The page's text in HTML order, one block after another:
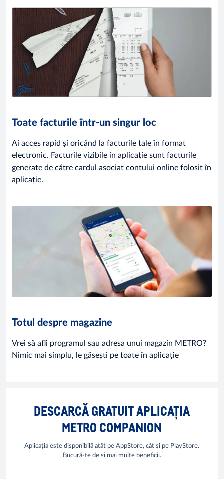
Toate facturile într-un singur loc
Ai acces rapid și oricând la facturile tale în format
electronic. Facturile vizibile in aplicație sunt facturile
generate de către cardul asociat contului online folosit în
aplicație.
Totul despre magazine
Vrei să afli programul sau adresa unui magazin METRO?
Nimic mai simplu, le găsești pe toate în aplicație
DESCARCĂ GRATUIT APLICAȚIA
METRO COMPANION
Aplicația este disponibilă atât pe AppStore, cât și pe PlayStore.
Bucură-te de și mai multe beneficii.